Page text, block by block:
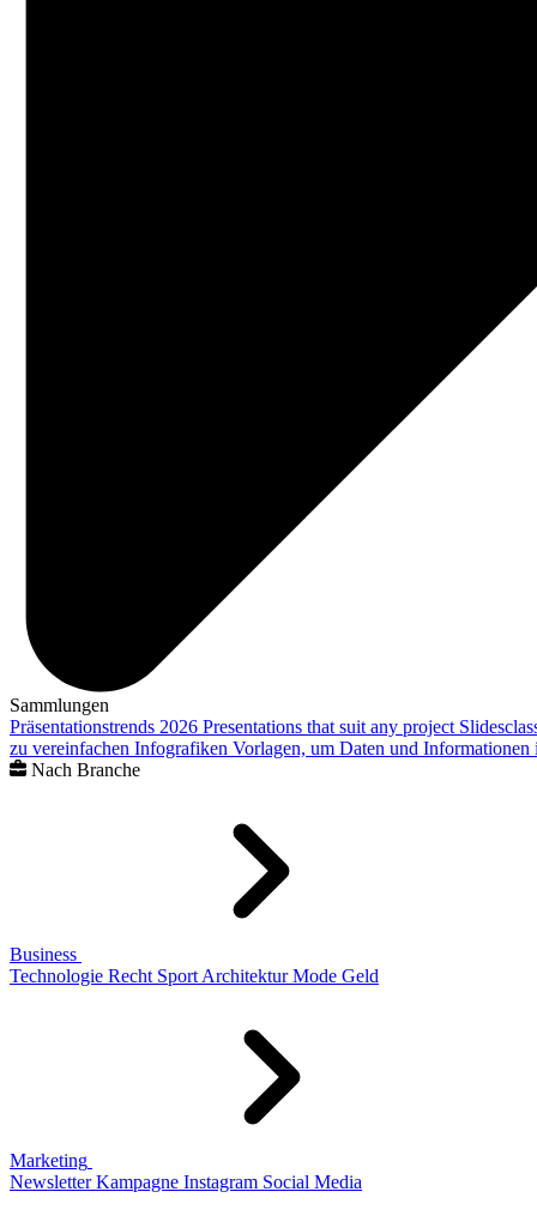
Sammlungen
Präsentationstrends 2026 Presentations that suit any project
zu vereinfachen Infografiken Vorlagen, um Daten und
Nach Branche
Business
Technologie Recht Sport Architektur Mode Geld
Marketing
Newsletter Kampagne Instagram Social Media